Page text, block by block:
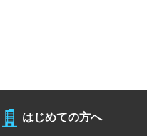
はじめての方へ